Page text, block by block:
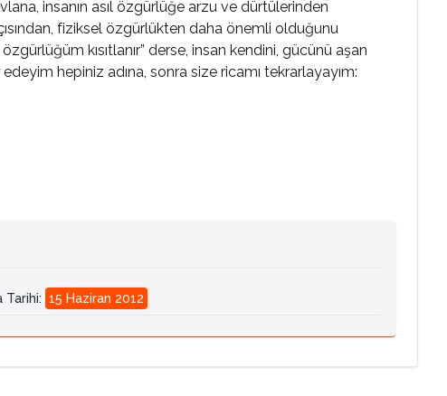
insanın asıl özgürlüğe arzu ve dürtülerinden
fiziksel özgürlükten daha önemli olduğunu
kısıtlanır” derse, insan kendini, gücünü aşan
hepiniz adına, sonra size ricamı tekrarlayayım:
Tarihi: 15 Haziran 2012